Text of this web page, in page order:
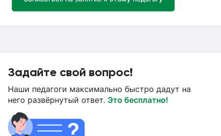
Задайте свой вопрос!
Наши педагоги максимально быстро дадут на
него развёрнутый ответ. Это бесплатно!